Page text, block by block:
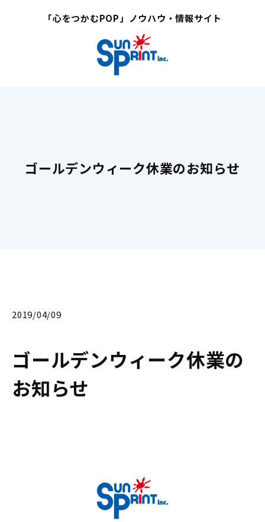
「心をつかむPOP」ノウハウ・情報サイト
ゴールデンウィーク休業のお知らせ
2019/04/09
ゴールデンウィーク休業の
お知らせ